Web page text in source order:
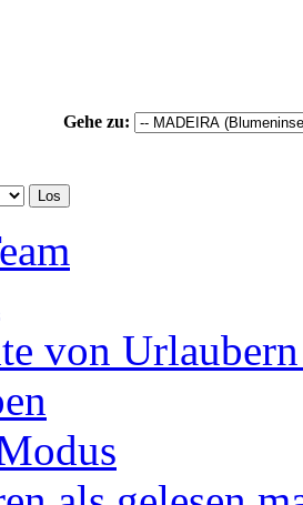
Gehe zu:
von